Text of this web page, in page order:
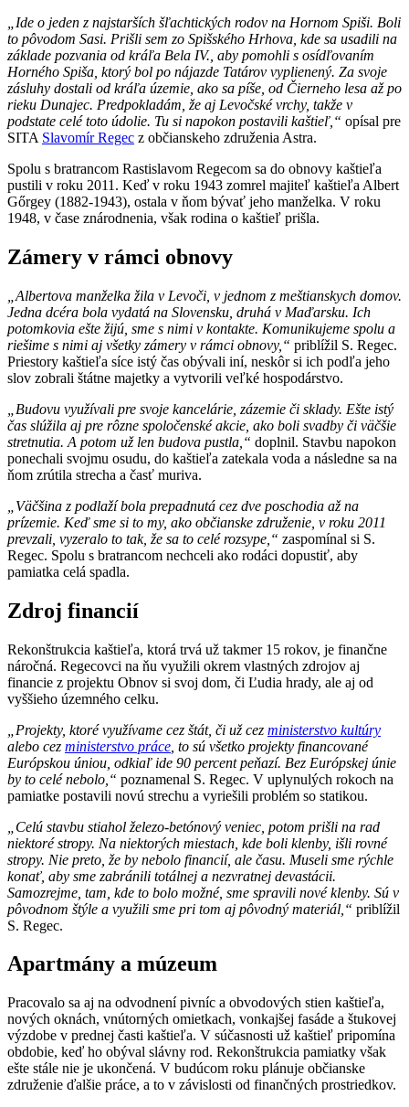
„Ide o jeden z najstarších šľachtických rodov na Hornom Spiši. Boli
to pôvodom Sasi. Prišli sem zo Spišského Hrhova, kde sa usadili na
základe pozvania od kráľa Bela IV., aby pomohli s osídľovaním
Horného Spiša, ktorý bol po nájazde Tatárov vyplienený. Za svoje
zásluhy dostali od kráľa územie, ako sa píše, od Čierneho lesa až po
rieku Dunajec. Predpokladám, že aj Levočské vrchy, takže v
podstate celé toto údolie. Tu si napokon postavili kaštieľ,“ opísal pre
SITA Slavomír Regec z občianskeho združenia Astra.
Spolu s bratrancom Rastislavom Regecom sa do obnovy kaštieľa
pustili v roku 2011. Keď v roku 1943 zomrel majiteľ kaštieľa Albert
Gőrgey (1882-1943), ostala v ňom bývať jeho manželka. V roku
1948, v čase znárodnenia, však rodina o kaštieľ prišla.
Zámery v rámci obnovy
„Albertova manželka žila v Levoči, v jednom z meštianskych domov.
Jedna dcéra bola vydatá na Slovensku, druhá v Maďarsku. Ich
potomkovia ešte žijú, sme s nimi v kontakte. Komunikujeme spolu a
riešime s nimi aj všetky zámery v rámci obnovy,“ priblížil S. Regec.
Priestory kaštieľa síce istý čas obývali iní, neskôr si ich podľa jeho
slov zobrali štátne majetky a vytvorili veľké hospodárstvo.
„Budovu využívali pre svoje kancelárie, zázemie či sklady. Ešte istý
čas slúžila aj pre rôzne spoločenské akcie, ako boli svadby či väčšie
stretnutia. A potom už len budova pustla,“ doplnil. Stavbu napokon
ponechali svojmu osudu, do kaštieľa zatekala voda a následne sa na
ňom zrútila strecha a časť muriva.
„Väčšina z podlaží bola prepadnutá cez dve poschodia až na
prízemie. Keď sme si to my, ako občianske združenie, v roku 2011
prevzali, vyzeralo to tak, že sa to celé rozsype,“ zaspomínal si S.
Regec. Spolu s bratrancom nechceli ako rodáci dopustiť, aby
pamiatka celá spadla.
Zdroj financií
Rekonštrukcia kaštieľa, ktorá trvá už takmer 15 rokov, je finančne
náročná. Regecovci na ňu využili okrem vlastných zdrojov aj
financie z projektu Obnov si svoj dom, či Ľudia hrady, ale aj od
vyššieho územného celku.
„Projekty, ktoré využívame cez štát, či už cez ministerstvo kultúry
alebo cez ministerstvo práce , to sú všetko projekty financované
Európskou úniou, odkiaľ ide 90 percent peňazí. Bez Európskej únie
by to celé nebolo,“ poznamenal S. Regec. V uplynulých rokoch na
pamiatke postavili novú strechu a vyriešili problém so statikou.
„Celú stavbu stiahol železo-betónový veniec, potom prišli na rad
niektoré stropy. Na niektorých miestach, kde boli klenby, išli rovné
stropy. Nie preto, že by nebolo financií, ale času. Museli sme rýchle
konať, aby sme zabránili totálnej a nezvratnej devastácii.
Samozrejme, tam, kde to bolo možné, sme spravili nové klenby. Sú v
pôvodnom štýle a využili sme pri tom aj pôvodný materiál,“ priblížil
S. Regec.
Apartmány a múzeum
Pracovalo sa aj na odvodnení pivníc a obvodových stien kaštieľa,
nových oknách, vnútorných omietkach, vonkajšej fasáde a štukovej
výzdobe v prednej časti kaštieľa. V súčasnosti už kaštieľ pripomína
obdobie, keď ho obýval slávny rod. Rekonštrukcia pamiatky však
ešte stále nie je ukončená. V budúcom roku plánuje občianske
združenie ďalšie práce, a to v závislosti od finančných prostriedkov.